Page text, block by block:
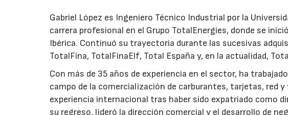
Gabriel López es Ingeniero Técnico Industrial por la
carrera profesional en el Grupo TotalEnergies, donde se
Ibérica. Continuó su trayectoria durante las sucesivas
TotalFina, TotalFinaElf, Total España y, en la actualidad,
Con más de 35 años de experiencia en el sector, ha
campo de la comercialización de carburantes, tarjetas, red
experiencia internacional tras haber sido expatriado como
su regreso, lideró la dirección comercial y el desarrollo de